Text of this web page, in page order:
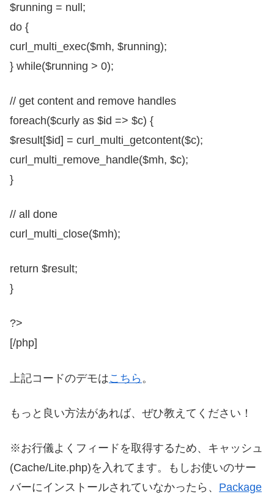
$running = null;
do {
curl_multi_exec($mh, $running);
} while($running > 0);
// get content and remove handles
foreach($curly as $id => $c) {
$result[$id] = curl_multi_getcontent($c);
curl_multi_remove_handle($mh, $c);
}
// all done
curl_multi_close($mh);
return $result;
}
?>
[/php]
上記コードのデモはこちら 。
もっと良い方法があれば、ぜひ教えてください！
※お行儀よくフィードを取得するため、キャッシュ
(Cache/Lite.php)を入れてます。もしお使いのサー
バーにインストールされていなかったら、 Package